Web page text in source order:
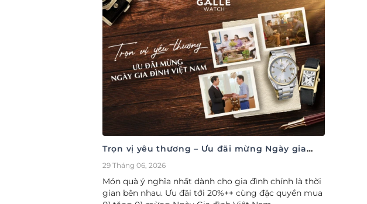
Trọn vị yêu thương – Ưu đãi mừng Ngày gia
đình Việt Nam 28/06
29 Tháng 06, 2026
Món quà ý nghĩa nhất dành cho gia đình chính là thời
gian bên nhau. Ưu đãi tới 20%++ cùng đặc quyền mua